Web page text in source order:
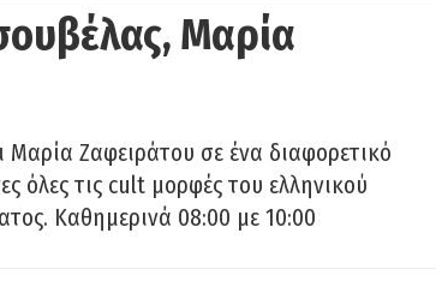
Μαρία
Μαρία Ζαφειράτου σε ένα διαφορετικό
όλες τις cult μορφές του ελληνικού
Καθημερινά 08:00 με 10:00